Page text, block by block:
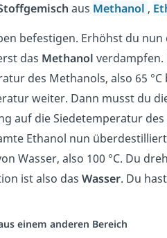
aus Methanol ,
befestigen. Erhöhst du
das Methanol verdampfen.
des Methanols, also 65
weiter. Dann musst du
auf die Siedetemperatur des
Ethanol nun
Wasser, also 100 °C. Du
ist also das Wasser. Du
einem anderen Bereich